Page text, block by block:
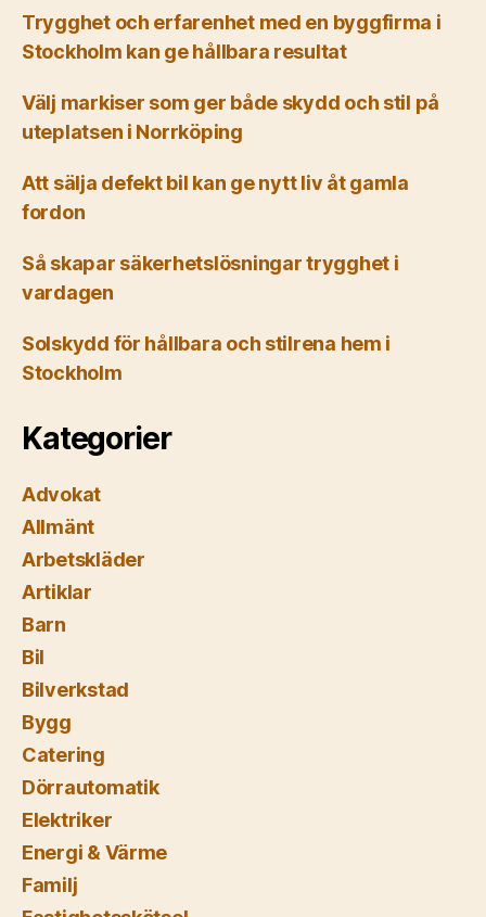
Trygghet och erfarenhet med en byggfirma i
Stockholm kan ge hållbara resultat
Välj markiser som ger både skydd och stil på
uteplatsen i Norrköping
Att sälja defekt bil kan ge nytt liv åt gamla
fordon
Så skapar säkerhetslösningar trygghet i
vardagen
Solskydd för hållbara och stilrena hem i
Stockholm
Kategorier
Advokat
Allmänt
Arbetskläder
Artiklar
Barn
Bil
Bilverkstad
Bygg
Catering
Dörrautomatik
Elektriker
Energi & Värme
Familj